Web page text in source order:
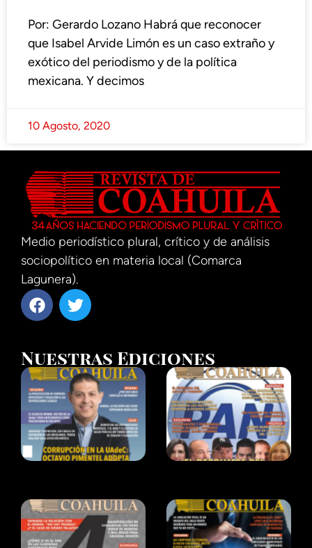
Por: Gerardo Lozano Habrá que reconocer
que Isabel Arvide Limón es un caso extraño y
exótico del periodismo y de la política
mexicana. Y decimos
10 Agosto, 2020
Medio periodístico plural, crítico y de análisis
sociopolítico en materia local (Comarca
Lagunera).
Nuestras Ediciones